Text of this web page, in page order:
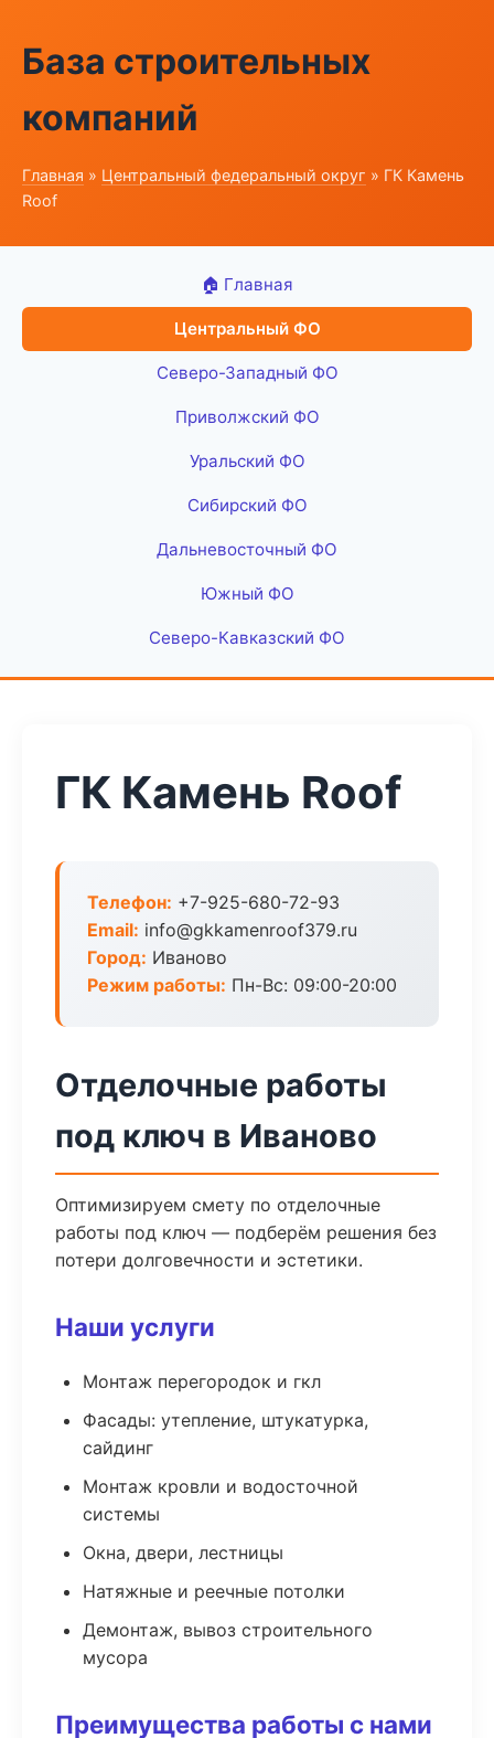
База строительных
компаний
Главная » Центральный федеральный округ » ГК Камень
Roof
🏠 Главная
Центральный ФО
Северо-Западный ФО
Приволжский ФО
Уральский ФО
Сибирский ФО
Дальневосточный ФО
Южный ФО
Северо-Кавказский ФО
ГК Камень Roof
Телефон: +7-925-680-72-93
Email: info@gkkamenroof379.ru
Город: Иваново
Режим работы: Пн-Вс: 09:00-20:00
Отделочные работы
под ключ в Иваново
Оптимизируем смету по отделочные
работы под ключ — подберём решения без
потери долговечности и эстетики.
Наши услуги
Монтаж перегородок и гкл
Фасады: утепление, штукатурка,
сайдинг
Монтаж кровли и водосточной
системы
Окна, двери, лестницы
Натяжные и реечные потолки
Демонтаж, вывоз строительного
мусора
Преимущества работы с нами